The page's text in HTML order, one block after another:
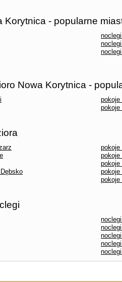
Korytnica - popularne
Nowa Korytnica -
pokoje
pokoje
pokoje
pokoje
pokoje
pokoje
pokoje